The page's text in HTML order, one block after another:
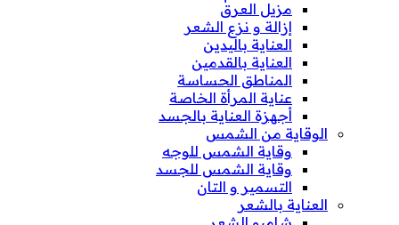
مزيل العرق
إزالة و نزع الشعر
العناية باليدين
العناية بالقدمين
المناطق الحساسة
عناية المرأة الخاصة
أجهزة العناية بالجسد
الوقاية من الشمس
وقاية الشمس للوجه
وقاية الشمس للجسد
التسمير و التان
العناية بالشعر